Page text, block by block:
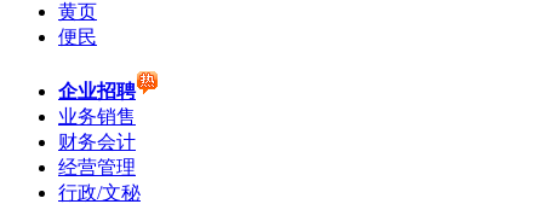
黄页
便民
企业招聘
业务销售
财务会计
经营管理
行政/文秘